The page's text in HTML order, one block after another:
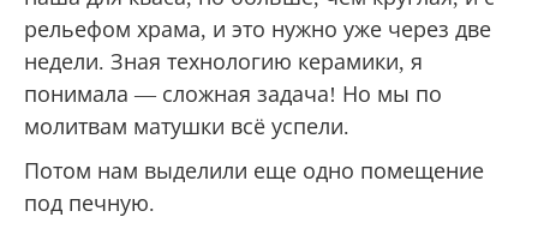
рельефом храма, и это нужно уже через две
недели. Зная технологию керамики, я
понимала — сложная задача! Но мы по
молитвам матушки всё успели.
Потом нам выделили еще одно помещение
под печную.